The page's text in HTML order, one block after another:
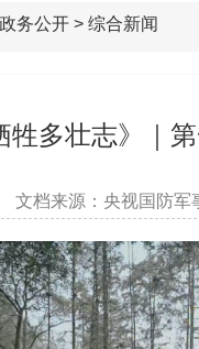
政务公开 > 综合新闻
牲多壮志》｜
档来源：央视国防